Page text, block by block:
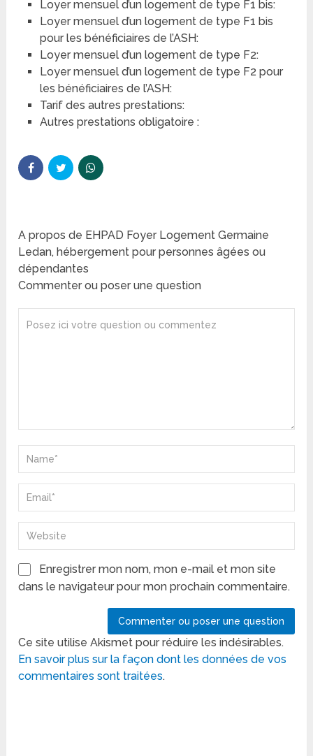
Loyer mensuel d’un logement de type F1 bis:
Loyer mensuel d’un logement de type F1 bis
pour les bénéficiaires de l’ASH:
Loyer mensuel d’un logement de type F2:
Loyer mensuel d’un logement de type F2 pour
les bénéficiaires de l’ASH:
Tarif des autres prestations:
Autres prestations obligatoire :
A propos de EHPAD Foyer Logement Germaine
Ledan, hébergement pour personnes âgées ou
dépendantes
Commenter ou poser une question
Enregistrer mon nom, mon e-mail et mon site
dans le navigateur pour mon prochain commentaire.
Ce site utilise Akismet pour réduire les indésirables.
En savoir plus sur la façon dont les données de vos
commentaires sont traitées.